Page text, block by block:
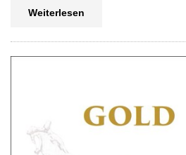
Weiterlesen